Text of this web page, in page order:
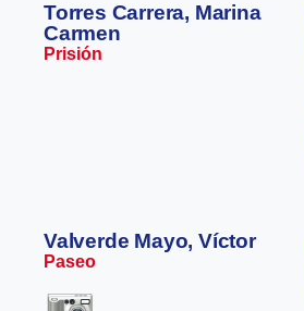
Torres Carrera, Marina
Carmen
Prisión
Valverde Mayo, Víctor
Paseo